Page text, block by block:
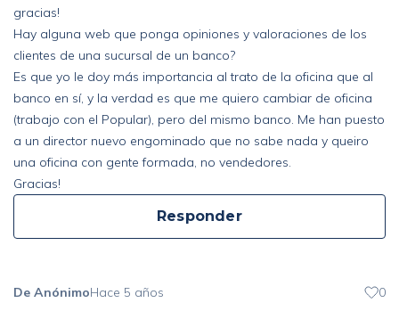
gracias!
Hay alguna web que ponga opiniones y valoraciones de los
clientes de una sucursal de un banco?
Es que yo le doy más importancia al trato de la oficina que al
banco en sí, y la verdad es que me quiero cambiar de oficina
(trabajo con el Popular), pero del mismo banco. Me han puesto
a un director nuevo engominado que no sabe nada y queiro
una oficina con gente formada, no vendedores.
Gracias!
Responder
De AnónimoHace 5 años 0